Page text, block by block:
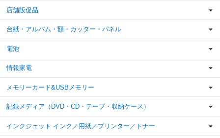
店舗販促品
台紙・アルバム・額・カッター・パネル
電池
情報家電
メモリーカード&USBメモリー
記録メディア（DVD・CD・テープ・収納ケース）
インクジェット インク／用紙／プリンター／トナー